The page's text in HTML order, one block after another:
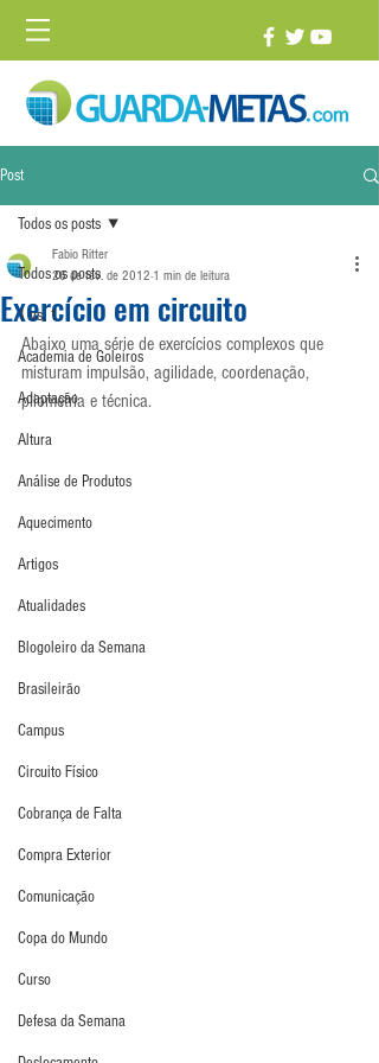
Post
Todos os posts
1 vs. 1
Academia de Goleiros
Adaptação
Altura
Análise de Produtos
Aquecimento
Artigos
Atualidades
Blogoleiro da Semana
Brasileirão
Campus
Circuito Físico
Cobrança de Falta
Compra Exterior
Comunicação
Copa do Mundo
Curso
Defesa da Semana
Todos os posts
Exercício em circuito
Fabio Ritter
26 de fev. de 2012 1 min de leitura
Abaixo uma série de exercícios complexos que
misturam impulsão, agilidade, coordenação,
pliometria e técnica.